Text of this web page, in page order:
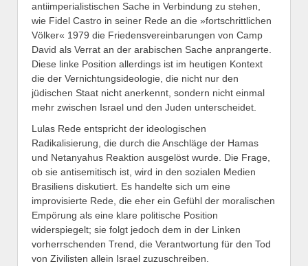
antiimperialistischen Sache in Verbindung zu stehen,
wie Fidel Castro in seiner Rede an die »fortschrittlichen
Völker« 1979 die Friedensvereinbarungen von Camp
David als Verrat an der arabischen Sache anprangerte.
Diese linke Position allerdings ist im heutigen Kontext
die der Vernichtungsideologie, die nicht nur den
jüdischen Staat nicht anerkennt, sondern nicht einmal
mehr zwischen Israel und den Juden unterscheidet.
Lulas Rede entspricht der ideologischen
Radikalisierung, die durch die Anschläge der Hamas
und Netanyahus Reaktion ausgelöst wurde. Die Frage,
ob sie antisemitisch ist, wird in den sozialen Medien
Brasiliens diskutiert. Es handelte sich um eine
improvisierte Rede, die eher ein Gefühl der moralischen
Empörung als eine klare politische Position
widerspiegelt; sie folgt jedoch dem in der Linken
vorherrschenden Trend, die Verantwortung für den Tod
von Zivilisten allein Israel zuzuschreiben.